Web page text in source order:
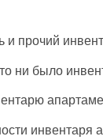
прочий
ни было
инвентаря